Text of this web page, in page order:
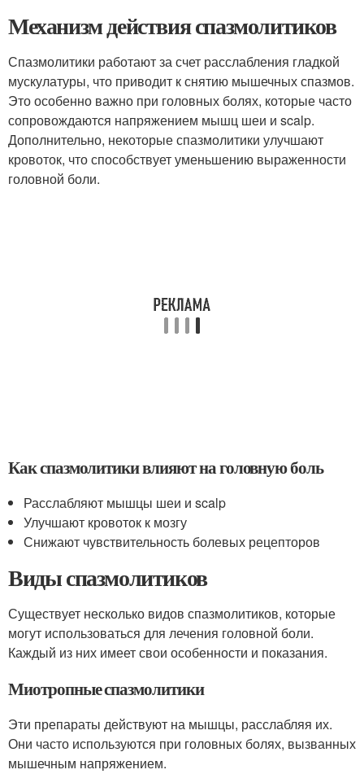
Механизм действия спазмолитиков
Спазмолитики работают за счет расслабления гладкой
мускулатуры, что приводит к снятию мышечных спазмов.
Это особенно важно при головных болях, которые часто
сопровождаются напряжением мышц шеи и scalp.
Дополнительно, некоторые спазмолитики улучшают
кровоток, что способствует уменьшению выраженности
головной боли.
Как спазмолитики влияют на головную боль
Расслабляют мышцы шеи и scalp
Улучшают кровоток к мозгу
Снижают чувствительность болевых рецепторов
Виды спазмолитиков
Существует несколько видов спазмолитиков, которые
могут использоваться для лечения головной боли.
Каждый из них имеет свои особенности и показания.
Миотропные спазмолитики
Эти препараты действуют на мышцы, расслабляя их.
Они часто используются при головных болях, вызванных
мышечным напряжением.